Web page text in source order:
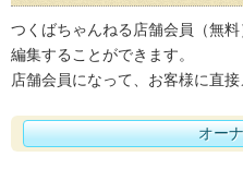
つくばちゃんねる店舗会員（無
編集することができます。
店舗会員になって、お客様に直
オー